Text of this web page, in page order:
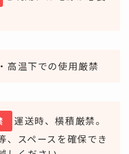
高温下での使用厳禁
運送時、横積厳禁。
、スペースを確保でき